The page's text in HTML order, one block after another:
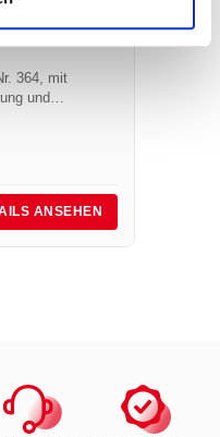
364, mit
und
ANSEHEN